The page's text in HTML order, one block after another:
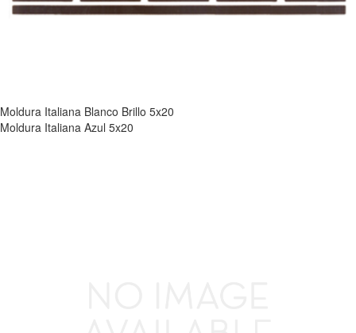
Moldura Italiana Blanco Brillo 5x20
Moldura Italiana Azul 5x20